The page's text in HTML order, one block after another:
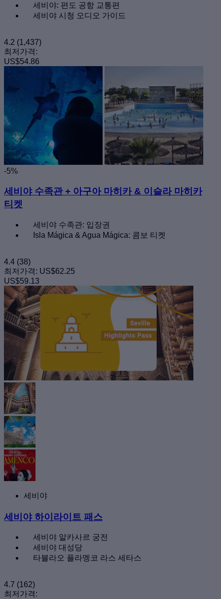
세비야: 편도 공항 교통편
세비야 시청 오디오 가이드
4.2 (1,437)
최저가격:
US$54.86
-5%
세비야 수족관 + 아구아 마히카 & 이슬라 마히카
티켓
세비야 수족관: 입장권
Isla Mágica & Agua Mágica: 콤보 티켓
4.4 (38)
최저가격: US$62.25
US$59.13
세비야
세비야 하이라이트 패스
세비야 알카사르 궁전
세비야 대성당
타블라오 플라멩코 라스 세타스
4.7 (162)
최저가격: